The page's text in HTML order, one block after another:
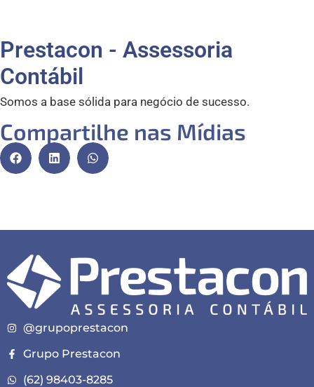
Prestacon - Assessoria
Contábil
Somos a base sólida para negócio de sucesso.
Compartilhe nas Mídias
@grupoprestacon
Grupo Prestacon
(62) 98403-8285